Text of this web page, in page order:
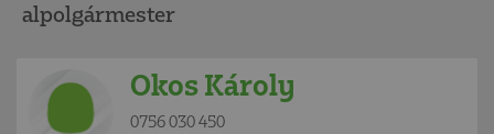
alpolgármester
Okos Károly
0756 030 450